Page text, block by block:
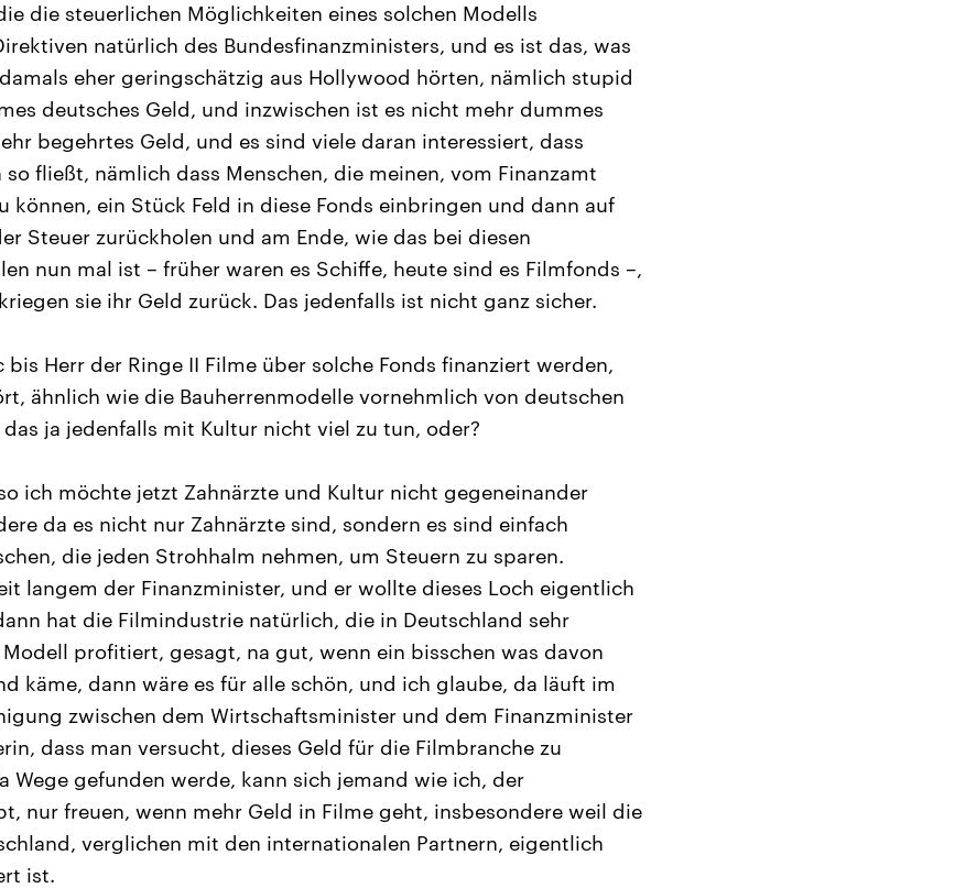
die steuerlichen Möglichkeiten eines solchen Modells
natürlich des Bundesfinanzministers, und es ist das, was
eher geringschätzig aus Hollywood hörten, nämlich stupid
deutsches Geld, und inzwischen ist es nicht mehr dummes
begehrtes Geld, und es sind viele daran interessiert, dass
fließt, nämlich dass Menschen, die meinen, vom Finanzamt
können, ein Stück Feld in diese Fonds einbringen und dann auf
Steuer zurückholen und am Ende, wie das bei diesen
nun mal ist – früher waren es Schiffe, heute sind es Filmfonds –,
sie ihr Geld zurück. Das jedenfalls ist nicht ganz sicher.
bis Herr der Ringe II Filme über solche Fonds finanziert werden,
ähnlich wie die Bauherrenmodelle vornehmlich von deutschen
ja jedenfalls mit Kultur nicht viel zu tun, oder?
ich möchte jetzt Zahnärzte und Kultur nicht gegeneinander
da es nicht nur Zahnärzte sind, sondern es sind einfach
die jeden Strohhalm nehmen, um Steuern zu sparen.
langem der Finanzminister, und er wollte dieses Loch eigentlich
hat die Filmindustrie natürlich, die in Deutschland sehr
profitiert, gesagt, na gut, wenn ein bisschen was davon
käme, dann wäre es für alle schön, und ich glaube, da läuft im
zwischen dem Wirtschaftsminister und dem Finanzminister
dass man versucht, dieses Geld für die Filmbranche zu
Wege gefunden werde, kann sich jemand wie ich, der
nur freuen, wenn mehr Geld in Filme geht, insbesondere weil die
verglichen mit den internationalen Partnern, eigentlich
ist.